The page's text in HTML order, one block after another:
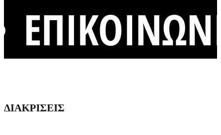
ΔΙΑΚΡΙΣΕΙΣ